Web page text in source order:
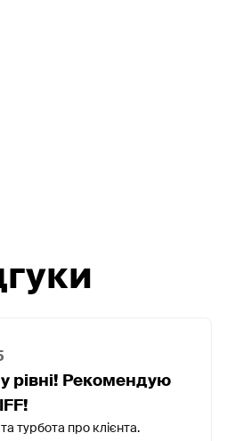
рівні! Рекомендую
турбота про клієнта.